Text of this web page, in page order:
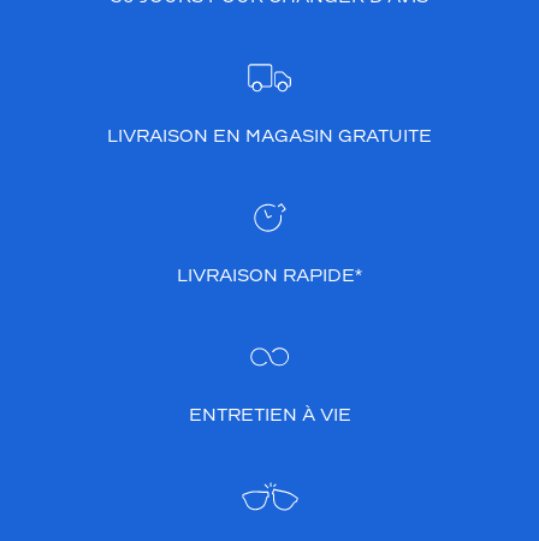
LIVRAISON EN MAGASIN GRATUITE
LIVRAISON RAPIDE*
ENTRETIEN À VIE